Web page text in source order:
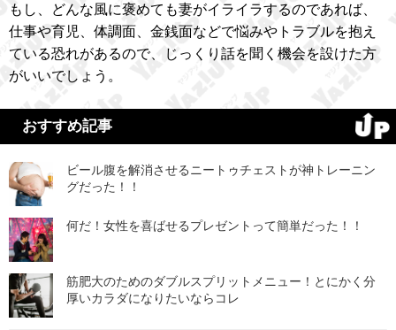
もし、どんな風に褒めても妻がイライラするのであれば、
仕事や育児、体調面、金銭面などで悩みやトラブルを抱え
ている恐れがあるので、じっくり話を聞く機会を設けた方
がいいでしょう。
おすすめ記事
ビール腹を解消させるニートゥチェストが神トレーニン
グだった！！
何だ！女性を喜ばせるプレゼントって簡単だった！！
筋肥大のためのダブルスプリットメニュー！とにかく分
厚いカラダになりたいならコレ